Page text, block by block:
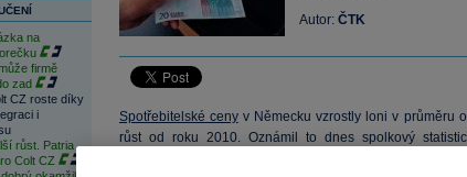
na
firmě
zad
CZ roste díky
i
růst. Patria
Colt CZ
Autor: ČTK
Spotřebitelské cenyv Německu vzrostly loni v průměru
růst od roku 2010. Oznámil to dnes spolkový